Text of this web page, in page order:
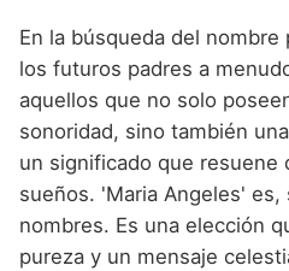
Nombres de Niña
Nombres de Niña
Nombres de Niña
Nombres de Niña
Nombres de Niña
Nombres de
Nombres de
Nombres de
Nombres de
Nombres de
Nombres de
Nombres de
Nombres de Niña
Nombres de
Nombres de
Nombres de
Nombres de
Nombres de
Nombres de
En la búsqueda del
los futuros padres a
aquellos que no solo
sonoridad, sino también
un significado que resuene
sueños. 'Maria Angeles'
nombres. Es una elección
pureza y un mensaje